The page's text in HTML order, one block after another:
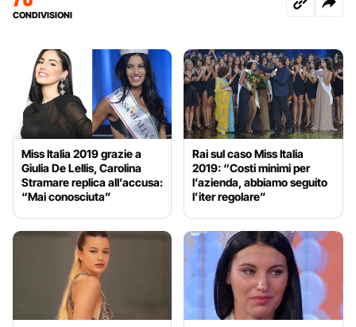
CONDIVISIONI
Miss Italia 2019 grazie a
Giulia De Lellis, Carolina
Stramare replica all’accusa:
“Mai conosciuta”
Rai sul caso Miss Italia
2019: “Costi minimi per
l’azienda, abbiamo seguito
l’iter regolare”